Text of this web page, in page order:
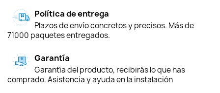
Política de entrega
Plazos de envío concretos y precisos. Más de
71000 paquetes entregados.
Garantía
Garantía del producto, recibirás lo que has
comprado. Asistencia y ayuda en la instalación